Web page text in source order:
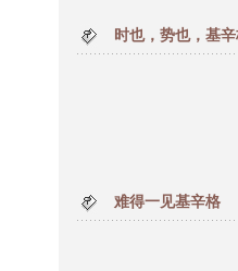
时也，势也，基
难得一见基辛格